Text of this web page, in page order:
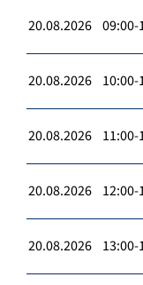
20.08.2026 09:00-
20.08.2026 10:00-
20.08.2026 11:00-
20.08.2026 12:00-
20.08.2026 13:00-